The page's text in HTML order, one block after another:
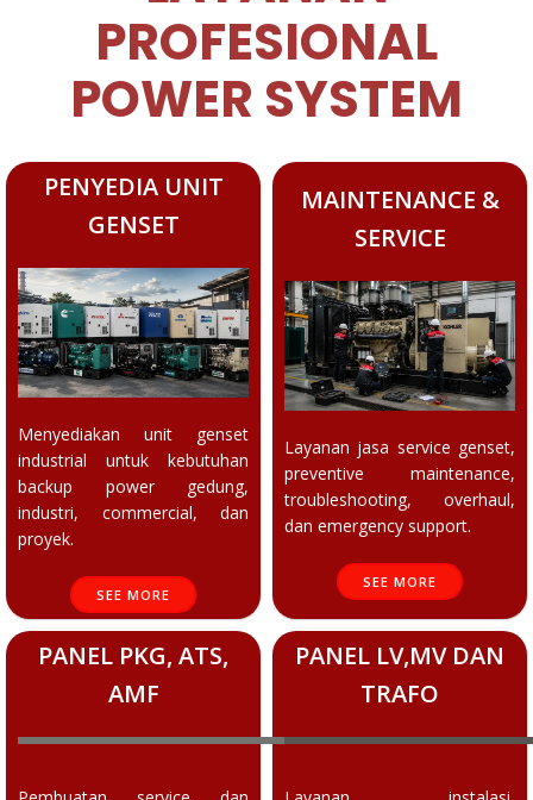
PROFESIONAL
POWER SYSTEM
PENYEDIA UNIT
GENSET
Menyediakan unit genset
industrial untuk kebutuhan
backup power gedung,
industri, commercial, dan
proyek.
SEE MORE
MAINTENANCE &
SERVICE
Layanan jasa service genset,
preventive maintenance,
troubleshooting, overhaul,
dan emergency support.
SEE MORE
PANEL PKG, ATS,
AMF
PANEL LV,MV DAN
TRAFO